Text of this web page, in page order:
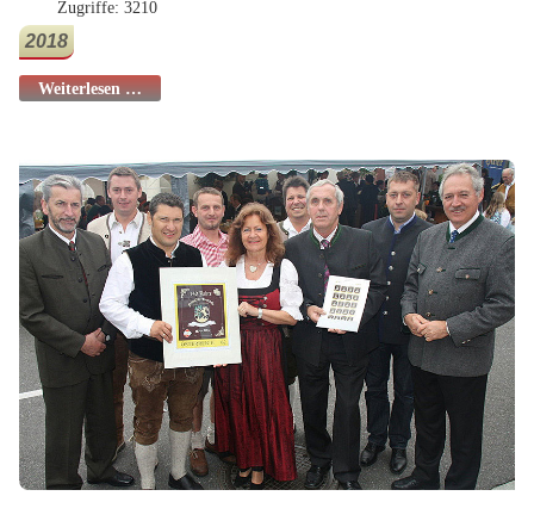
Zugriffe: 3210
2018
Weiterlesen …